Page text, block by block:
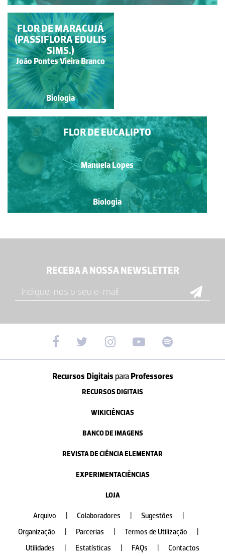
FLOR DE AZÁLEA
Manuela Lopes
Biologia
FLOR DE MARACUJÁ
(PASSIFLORA EDULIS
SIMS.)
João Pontes Vieira Branco
Biologia
FLOR DE EUCALIPTO
Manuela Lopes
Biologia
RECEBA A NOSSA NEWSLETTER
Recursos Digitais paraProfessores
RECURSOS DIGITAIS
WIKICIÊNCIAS
BANCO DE IMAGENS
REVISTA DE CIÊNCIA ELEMENTAR
EXPERIMENTACIÊNCIAS
LOJA
Arquivo Colaboradores Sugestões
Organização
Parcerias Termos de Utilização
Utilidades
Estatísticas FAQs Contactos